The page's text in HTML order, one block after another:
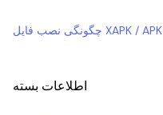
چگونگی نصب فایل XAPK / APK
اطلاعات بسته